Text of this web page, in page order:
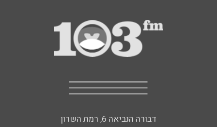
דבורה הנביאה 6, רמת השרון